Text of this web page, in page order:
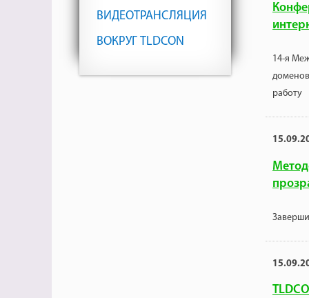
ВИДЕОТРАНСЛЯЦИЯ
ВОКРУГ TLDCON
14-я
работу